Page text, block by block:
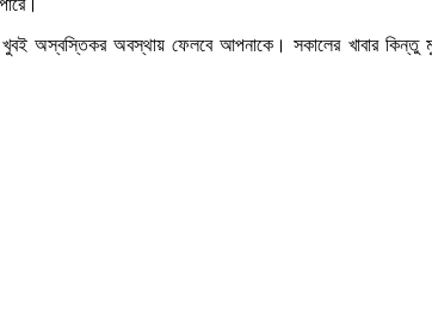
অস্বস্তিকর অবস্থায় ফেলবে আপনাকে। সকালের খাবার কিন্তু